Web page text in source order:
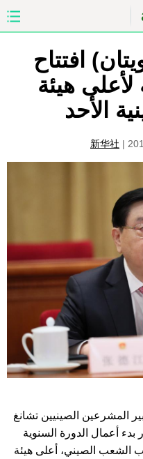
الصين
الشرق الأوسط
العلوم والصحة
مؤتمر صحفى للخارجية
افتتاح
لأعلى هيئة
الأحد
新华社 |
قال كبير المشرعين الصينيين تشانغ
بدء أعمال الدورة السنوية
للمجلس الوطني ال12 لنواب الشعب الصيني، أعلى هيئة